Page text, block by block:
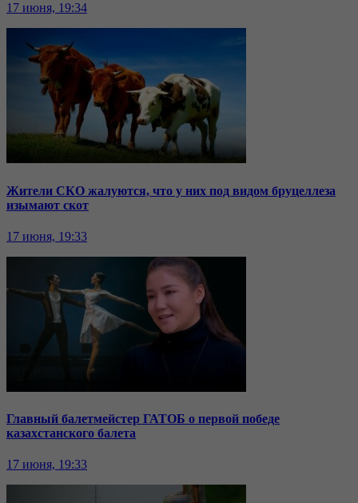
17 июня, 19:34
Жители СКО жалуются, что у них под видом бруцеллеза
изымают скот
17 июня, 19:33
Главный балетмейстер ГАТОБ о первой победе
казахстанского балета
17 июня, 19:33